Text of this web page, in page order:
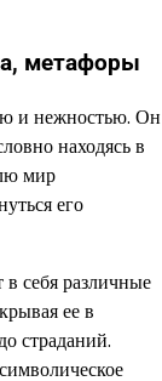
метафоры
и нежностью. Он
находясь в
мир
его
себя различные
ее в
страданий.